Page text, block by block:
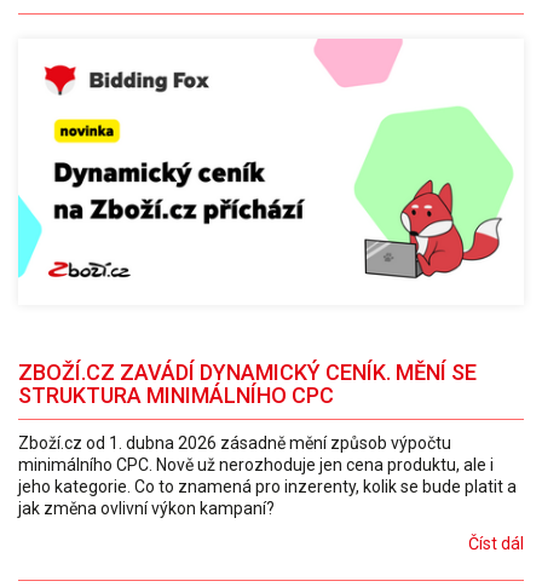
ZBOŽÍ.CZ ZAVÁDÍ DYNAMICKÝ CENÍK. MĚNÍ SE
STRUKTURA MINIMÁLNÍHO CPC
Zboží.cz od 1. dubna 2026 zásadně mění způsob výpočtu
minimálního CPC. Nově už nerozhoduje jen cena produktu, ale i
jeho kategorie. Co to znamená pro inzerenty, kolik se bude platit a
jak změna ovlivní výkon kampaní?
Číst dál